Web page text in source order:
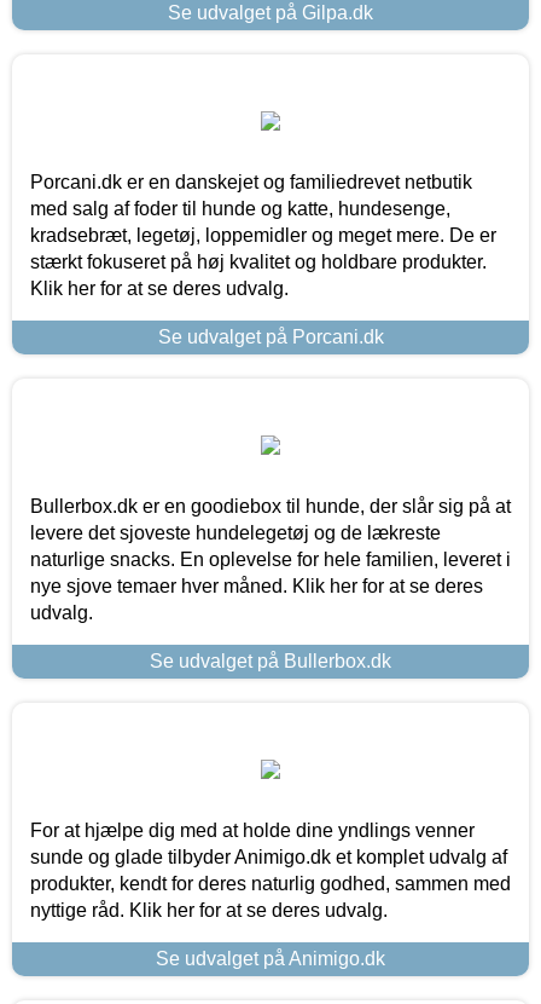
Se udvalget på Gilpa.dk
Porcani.dk er en danskejet og familiedrevet netbutik
med salg af foder til hunde og katte, hundesenge,
kradsebræt, legetøj, loppemidler og meget mere. De er
stærkt fokuseret på høj kvalitet og holdbare produkter.
Klik her for at se deres udvalg.
Se udvalget på Porcani.dk
Bullerbox.dk er en goodiebox til hunde, der slår sig på at
levere det sjoveste hundelegetøj og de lækreste
naturlige snacks. En oplevelse for hele familien, leveret i
nye sjove temaer hver måned. Klik her for at se deres
udvalg.
Se udvalget på Bullerbox.dk
For at hjælpe dig med at holde dine yndlings venner
sunde og glade tilbyder Animigo.dk et komplet udvalg af
produkter, kendt for deres naturlig godhed, sammen med
nyttige råd. Klik her for at se deres udvalg.
Se udvalget på Animigo.dk